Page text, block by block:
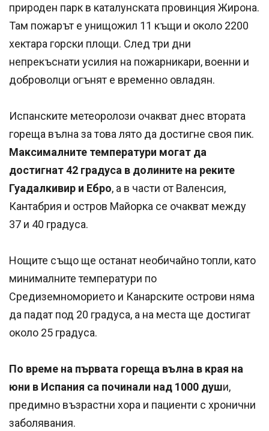
природен парк в каталунската провинция Жирона.
Там пожарът е унищожил 11 къщи и около 2200
хектара горски площи. След три дни
непрекъснати усилия на пожарникари, военни и
доброволци огънят е временно овладян.
Испанските метеоролози очакват днес втората
гореща вълна за това лято да достигне своя пик.
Максималните температури могат да
достигнат 42 градуса в долините на реките
Гуадалкивир и Ебро, а в части от Валенсия,
Кантабрия и остров Майорка се очакват между
37 и 40 градуса.
Нощите също ще останат необичайно топли, като
минималните температури по
Средиземноморието и Канарските острови няма
да падат под 20 градуса, а на места ще достигат
около 25 градуса.
По време на първата гореща вълна в края на
юни в Испания са починали над 1000 души,
предимно възрастни хора и пациенти с хронични
заболявания.